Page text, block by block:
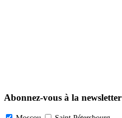
Abonnez-vous à la newsletter